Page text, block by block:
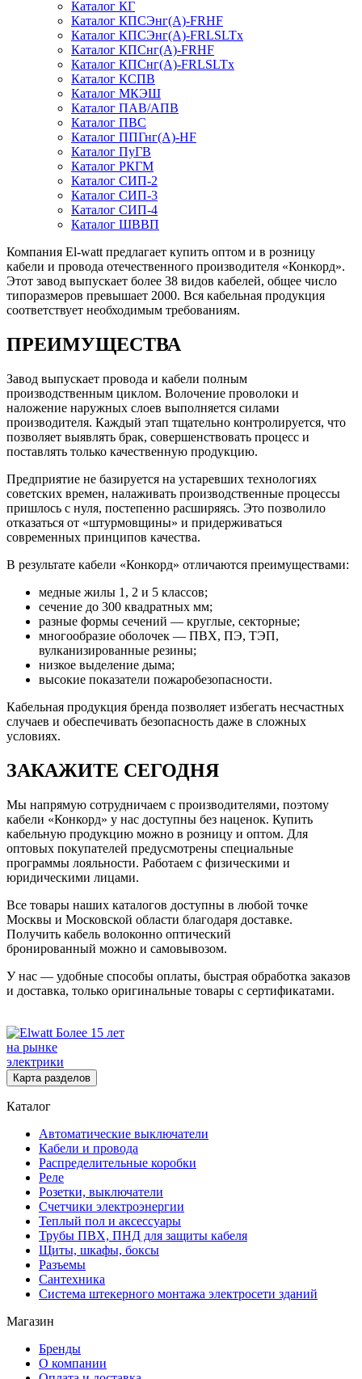
Каталог КГ
Каталог КПСЭнг(А)-FRHF
Каталог КПСЭнг(А)-FRLSLTx
Каталог КПСнг(А)-FRHF
Каталог КПСнг(А)-FRLSLTx
Каталог КСПВ
Каталог МКЭШ
Каталог ПАВ/АПВ
Каталог ПВС
Каталог ППГнг(А)-HF
Каталог ПуГВ
Каталог РКГМ
Каталог СИП-2
Каталог СИП-3
Каталог СИП-4
Каталог ШВВП
Компания El-watt предлагает купить оптом и в розницу
кабели и провода отечественного производителя «Конкорд».
Этот завод выпускает более 38 видов кабелей, общее число
типоразмеров превышает 2000. Вся кабельная продукция
соответствует необходимым требованиям.
ПРЕИМУЩЕСТВА
Завод выпускает провода и кабели полным
производственным циклом. Волочение проволоки и
наложение наружных слоев выполняется силами
производителя. Каждый этап тщательно контролируется, что
позволяет выявлять брак, совершенствовать процесс и
поставлять только качественную продукцию.
Предприятие не базируется на устаревших технологиях
советских времен, налаживать производственные процессы
пришлось с нуля, постепенно расширяясь. Это позволило
отказаться от «штурмовщины» и придерживаться
современных принципов качества.
В результате кабели «Конкорд» отличаются преимуществами:
медные жилы 1, 2 и 5 классов;
сечение до 300 квадратных мм;
разные формы сечений — круглые, секторные;
многообразие оболочек — ПВХ, ПЭ, ТЭП,
вулканизированные резины;
низкое выделение дыма;
высокие показатели пожаробезопасности.
Кабельная продукция бренда позволяет избегать несчастных
случаев и обеспечивать безопасность даже в сложных
условиях.
ЗАКАЖИТЕ СЕГОДНЯ
Мы напрямую сотрудничаем с производителями, поэтому
кабели «Конкорд» у нас доступны без наценок. Купить
кабельную продукцию можно в розницу и оптом. Для
оптовых покупателей предусмотрены специальные
программы лояльности. Работаем с физическими и
юридическими лицами.
Все товары наших каталогов доступны в любой точке
Москвы и Московской области благодаря доставке.
Получить кабель волоконно оптический
бронированный можно и самовывозом.
У нас — удобные способы оплаты, быстрая обработка заказов
и доставка, только оригинальные товары с сертификатами.
Более 15 лет
на рынке
электрики
Карта разделов
Каталог
Автоматические выключатели
Кабели и провода
Распределительные коробки
Реле
Розетки, выключатели
Счетчики электроэнергии
Теплый пол и аксессуары
Трубы ПВХ, ПНД для защиты кабеля
Щиты, шкафы, боксы
Разъемы
Сантехника
Система штекерного монтажа электросети зданий
Магазин
Бренды
О компании